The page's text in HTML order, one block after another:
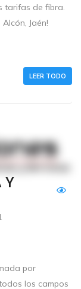
tarifas de fibra.
Jaén!
LEER TODO
Y
por
los campos